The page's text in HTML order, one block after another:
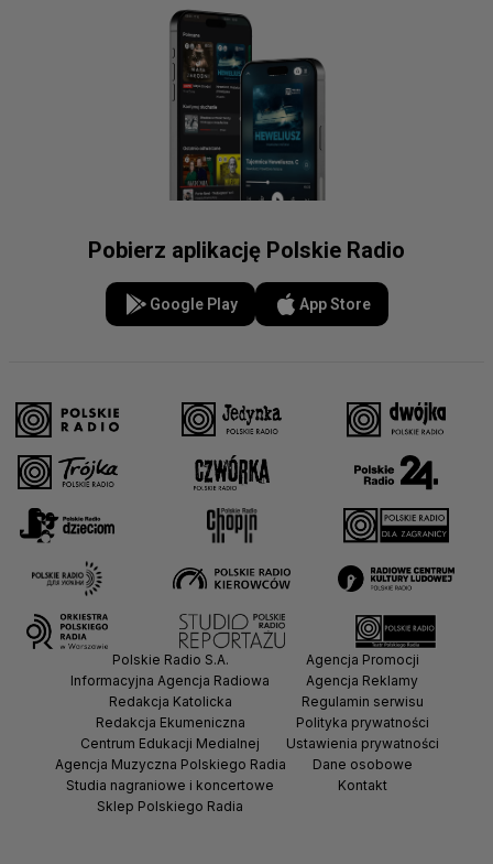
Pobierz aplikację Polskie Radio
Google Play App Store
Polskie Radio S.A.
Informacyjna Agencja Radiowa
Redakcja Katolicka
Redakcja Ekumeniczna
Centrum Edukacji Medialnej
Agencja Muzyczna Polskiego Radia
Studia nagraniowe i koncertowe
Sklep Polskiego Radia
Agencja Promocji
Agencja Reklamy
Regulamin serwisu
Polityka prywatności
Ustawienia prywatności
Dane osobowe
Kontakt